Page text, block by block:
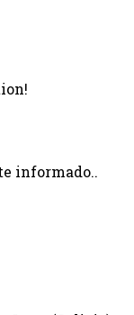
informado..